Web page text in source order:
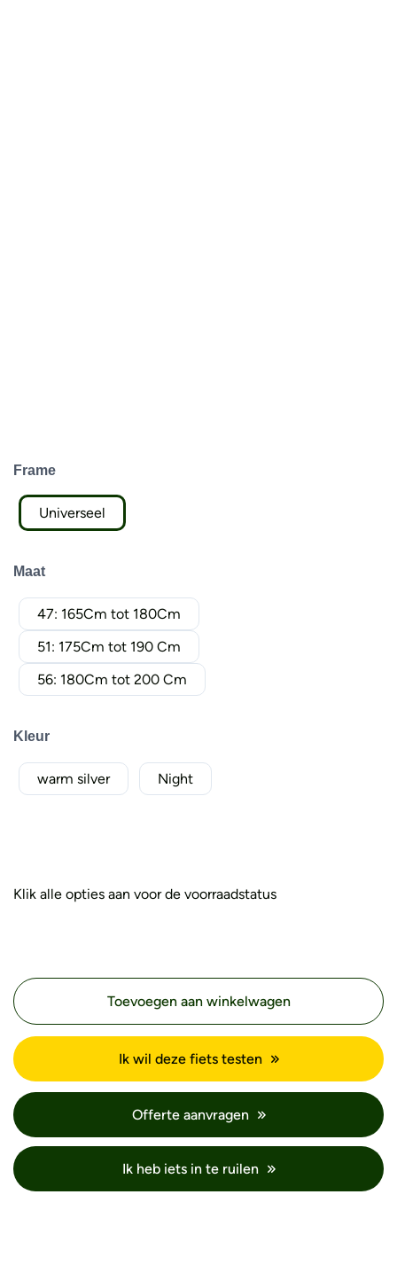
Frame
Universeel
Maat
47: 165Cm tot 180Cm
51: 175Cm tot 190 Cm
56: 180Cm tot 200 Cm
Kleur
warm silver Night
Klik alle opties aan voor de voorraadstatus
Toevoegen aan winkelwagen
Ik wil deze fiets testen
Offerte aanvragen
Ik heb iets in te ruilen